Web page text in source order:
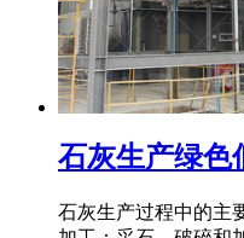
石灰生产绿色
石灰生产过程中的主